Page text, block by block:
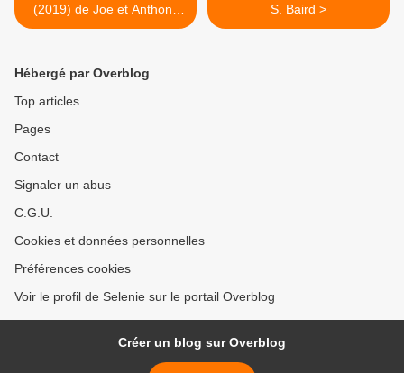
(2019) de Joe et Anthony
Russo
S. Baird >
Hébergé par Overblog
Top articles
Pages
Contact
Signaler un abus
C.G.U.
Cookies et données personnelles
Préférences cookies
Voir le profil de Selenie sur le portail Overblog
Créer un blog sur Overblog